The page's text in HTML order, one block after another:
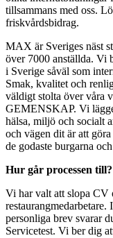
tillsammans med oss.
friskvårdsbidrag.
MAX är Sveriges näst
över 7000 anställda. Vi
i Sverige såväl som
Smak, kvalitet och
väldigt stolta över våra
GEMENSKAP. Vi
hälsa, miljö och socialt
och vägen dit är att
de godaste burgarna
Hur går processen till?
Vi har valt att slopa CV
personliga brev svarar
Servicetest. Vi ber dig